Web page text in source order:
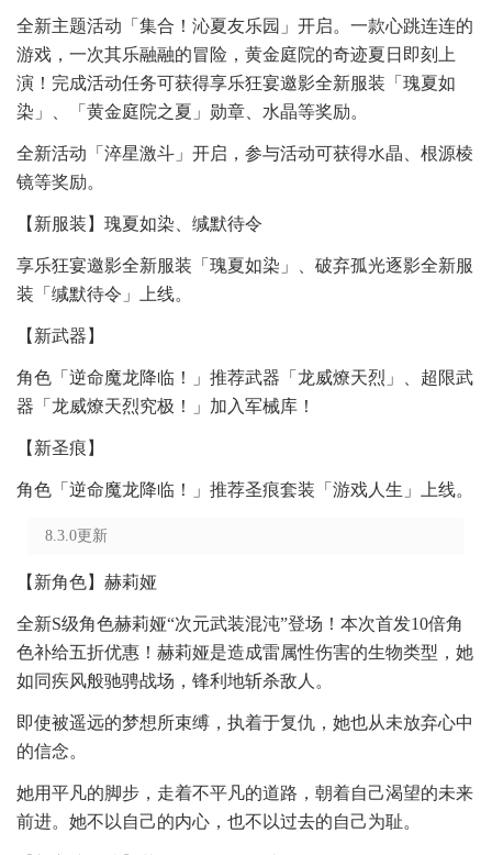
全新主题活动「集合！沁夏友乐园」开启。一款心跳连连的
游戏，一次其乐融融的冒险，黄金庭院的奇迹夏日即刻上
演！完成活动任务可获得享乐狂宴邀影全新服装「瑰夏如
染」、「黄金庭院之夏」勋章、水晶等奖励。
全新活动「淬星激斗」开启，参与活动可获得水晶、根源棱
镜等奖励。
【新服装】瑰夏如染、缄默待令
享乐狂宴邀影全新服装「瑰夏如染」、破弃孤光逐影全新服
装「缄默待令」上线。
【新武器】
角色「逆命魔龙降临！」推荐武器「龙威燎天烈」、超限武
器「龙威燎天烈究极！」加入军械库！
【新圣痕】
角色「逆命魔龙降临！」推荐圣痕套装「游戏人生」上线。
8.3.0更新
【新角色】赫莉娅
全新S级角色赫莉娅“次元武装混沌”登场！本次首发10倍角
色补给五折优惠！赫莉娅是造成雷属性伤害的生物类型，她
如同疾风般驰骋战场，锋利地斩杀敌人。
即使被遥远的梦想所束缚，执着于复仇，她也从未放弃心中
的信念。
她用平凡的脚步，走着不平凡的道路，朝着自己渴望的未来
前进。她不以自己的内心，也不以过去的自己为耻。